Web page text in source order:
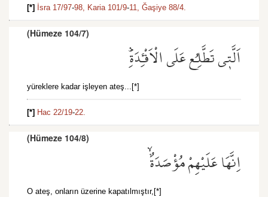
[*] İsra 17/97-98, Karia 101/9-11, Ğaşiye 88/4.
(Hümeze 104/7)
اَلَّت۪ي تَطَّلِعُ عَلَى الْاَفْـِٔدَةِۜ
yüreklere kadar işleyen ateş...[*]
[*] Hac 22/19-22.
(Hümeze 104/8)
اِنَّهَا عَلَيْهِمْ مُؤْصَدَةٌۙ
O ateş, onların üzerine kapatılmıştır,[*]